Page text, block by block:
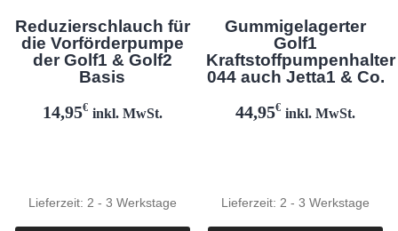
Reduzierschlauch für
die Vorförderpumpe
der Golf1 & Golf2
Basis
14,95€ inkl. MwSt.
Lieferzeit: 2 - 3 Werkstage
Gummigelagerter
Golf1
Kraftstoffpumpenhalter
044 auch Jetta1 & Co.
44,95€ inkl. MwSt.
Lieferzeit: 2 - 3 Werkstage